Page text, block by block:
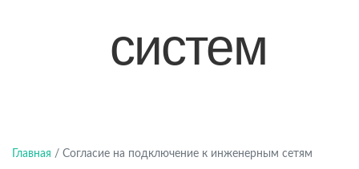
систем
Главная / Согласие на подключение к инженерным сетям